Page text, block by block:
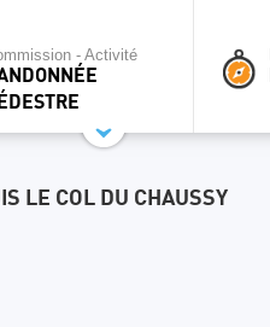
- Activité
LE COL DU CHAUSSY